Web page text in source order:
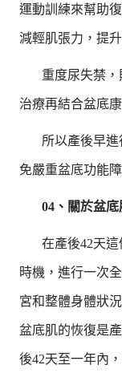
運動訓練來幫助
減輕肌張力，提
重度尿失禁
治療再結合盆底
所以產後早
免嚴重盆底功能
04、關於盆底
在產後42天
時機，進行一次
宮和整體身體狀
盆底肌的恢復是
後42天至一年內